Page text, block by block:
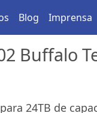
Blog Imprensa
Buffalo
24TB de